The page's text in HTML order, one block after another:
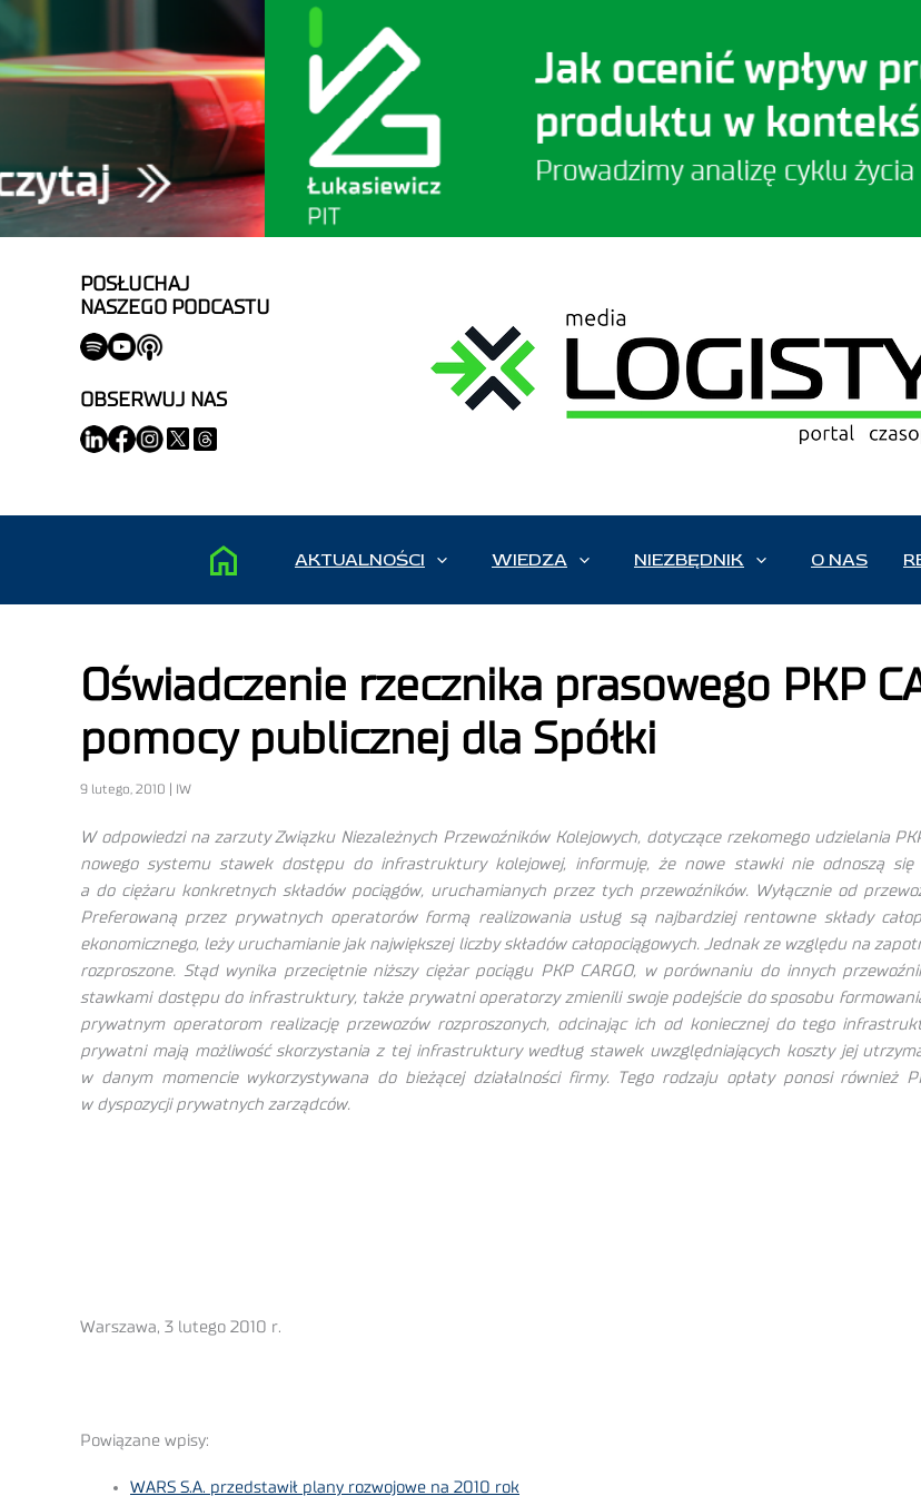
POSŁUCHAJ
NASZEGO PODCASTU
OBSERWUJ NAS
AKTUALNOŚCI WIEDZA NIEZBĘDNIK O NAS
Oświadczenie rzecznika prasowego PKP
pomocy publicznej dla Spółki
9 lutego, 2010 | IW
W odpowiedzi na zarzuty Związku Niezależnych Przewoźników Kolejowych, dotyczące rzekomego udzielania
nowego systemu stawek dostępu do infrastruktury kolejowej, informuję, że nowe stawki nie odnoszą się
a do ciężaru konkretnych składów pociągów, uruchamianych przez tych przewoźników. Wyłącznie od
Preferowaną przez prywatnych operatorów formą realizowania usług są najbardziej rentowne składy
ekonomicznego, leży uruchamianie jak największej liczby składów całopociągowych. Jednak ze względu na
rozproszone. Stąd wynika przeciętnie niższy ciężar pociągu PKP CARGO, w porównaniu do innych
stawkami dostępu do infrastruktury, także prywatni operatorzy zmienili swoje podejście do sposobu
prywatnym operatorom realizację przewozów rozproszonych, odcinając ich od koniecznej do tego
prywatni mają możliwość skorzystania z tej infrastruktury według stawek uwzględniających koszty jej
w danym momencie wykorzystywana do bieżącej działalności firmy. Tego rodzaju opłaty ponosi również
w dyspozycji prywatnych zarządców.
Warszawa, 3 lutego 2010 r.
Powiązane wpisy:
WARS S.A. przedstawił plany rozwojowe na 2010 rok